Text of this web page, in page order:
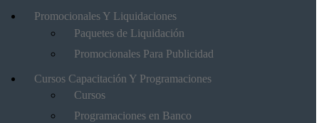
Promocionales Y Liquidaciones
Paquetes de Liquidación
Promocionales Para Publicidad
Cursos Capacitación Y Programaciones
Cursos
Programaciones en Banco